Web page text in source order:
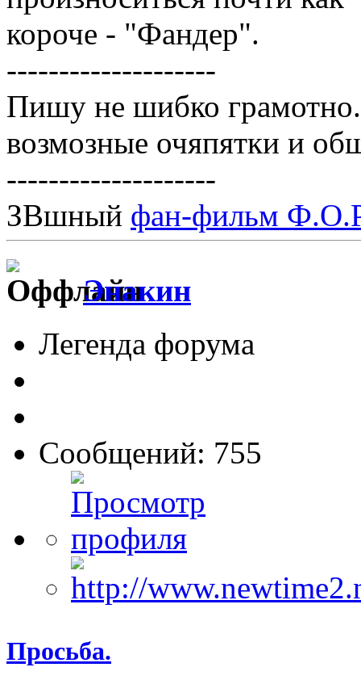
короче - "Фандер".
--------------------
Пишу не шибко
возмозные очяпятки и
--------------------
ЗВшный фан-фильм
Энакин
Легенда форума
Сообщений: 755
Просьба.